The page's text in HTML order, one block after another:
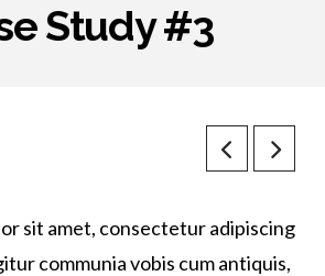
Study #3
sit amet, consectetur adipiscing
communia vobis cum antiquis,